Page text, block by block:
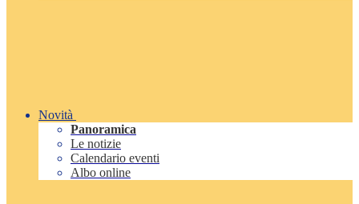
Novità
Panoramica
Le notizie
Calendario eventi
Albo online